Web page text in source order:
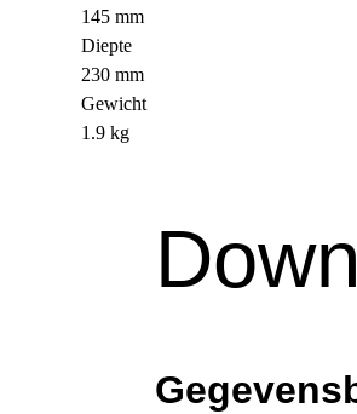
145 mm
Diepte
230 mm
Gewicht
1.9 kg